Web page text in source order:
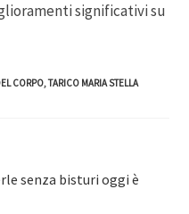
significativi su
CORPO,TARICO MARIA STELLA
senza bisturi oggi è